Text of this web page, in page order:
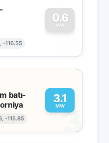
-116.55
0.6
MW
0
batı-
-115.85
3.1
MW
3